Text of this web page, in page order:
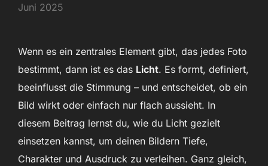
Juni 2025
Wenn es ein zentrales Element gibt, das jedes Foto
bestimmt, dann ist es das Licht. Es formt, definiert,
beeinflusst die Stimmung – und entscheidet, ob ein
Bild wirkt oder einfach nur flach aussieht. In
diesem Beitrag lernst du, wie du Licht gezielt
einsetzen kannst, um deinen Bildern Tiefe,
Charakter und Ausdruck zu verleihen. Ganz gleich,